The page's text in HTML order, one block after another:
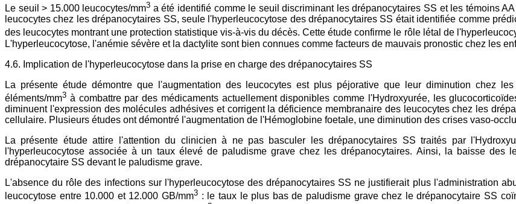
Le seuil > 15.000 leucocytes/mm3 a été identifié comme le seuil discriminant les drépanocytaires SS et les témoins
leucocytes chez les drépanocytaires SS, seule l'hyperleucocytose des drépanocytaires SS était identifiée comme
des leucocytes montrant une protection statistique vis-à-vis du décès. Cette étude confirme le rôle létal de
L'hyperleucocytose, l'anémie sévère et la dactylite sont bien connues comme facteurs de mauvais pronostic chez les
4.6. Implication de l'hyperleucocytose dans la prise en charge des drépanocytaires SS
La présente étude démontre que l'augmentation des leucocytes est plus péjorative que leur diminution chez
éléments/mm3 à combattre par des médicaments actuellement disponibles comme l'Hydroxyurée, les
diminuent l'expression des molécules adhésives et corrigent la déficience membranaire des leucocytes chez les
cellulaire. Plusieurs études ont démontré l'augmentation de l'Hémoglobine foetale, une diminution des crises vaso-
La présente étude attire l'attention du clinicien à ne pas basculer les drépanocytaires SS traités par
l'hyperleucocytose associée à un taux élevé de paludisme grave chez les drépanocytaires. Ainsi, la baisse des
drépanocytaire SS devant le paludisme grave.
L'absence du rôle des infections sur l'hyperleucocytose des drépanocytaires SS ne justifierait plus l'administration
leucocytose entre 10.000 et 12.000 GB/mm3 : le taux le plus bas de paludisme grave chez le drépanocytaire SS